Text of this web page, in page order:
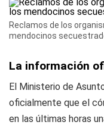
Reclamos de los
mendocinos
La información
El Ministerio de
oficialmente que el
en las últimas horas